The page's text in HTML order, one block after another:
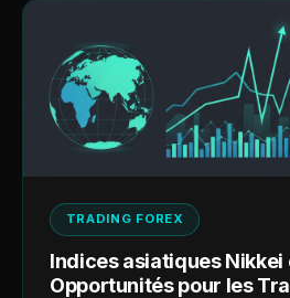
TRADING FOREX
Indices asiatiques Nikkei
Opportunités pour les